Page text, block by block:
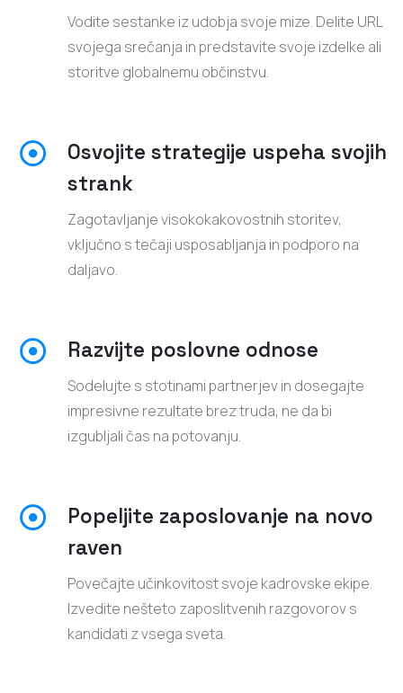
Vodite sestanke iz udobja svoje mize. Delite URL
svojega srečanja in predstavite svoje izdelke ali
storitve globalnemu občinstvu.
Osvojite strategije uspeha svojih
strank
Zagotavljanje visokokakovostnih storitev,
vključno s tečaji usposabljanja in podporo na
daljavo.
Razvijte poslovne odnose
Sodelujte s stotinami partnerjev in dosegajte
impresivne rezultate brez truda, ne da bi
izgubljali čas na potovanju.
Popeljite zaposlovanje na novo
raven
Povečajte učinkovitost svoje kadrovske ekipe.
Izvedite nešteto zaposlitvenih razgovorov s
kandidati z vsega sveta.